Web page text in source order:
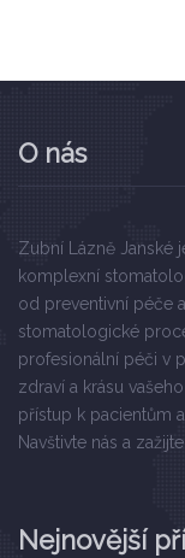
O nás
Zubní Lázně Janské
komplexní
od preventivní péče
stomatologické
profesionální péči v
zdraví a krásu
přístup k pacientům
Navštivte nás a
Nejnovější